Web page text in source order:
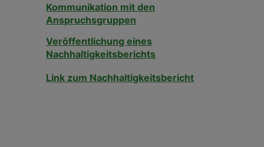
Kommunikation mit den
Anspruchsgruppen
Veröffentlichung eines
Nachhaltigkeitsberichts
Link zum Nachhaltigkeitsbericht